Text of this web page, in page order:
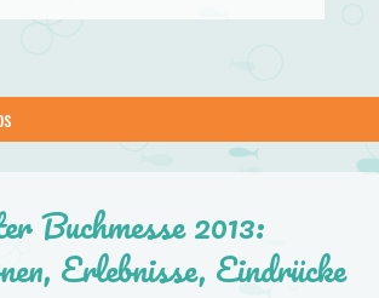
Buchmesse 2013:
Erlebnisse, Eindrücke